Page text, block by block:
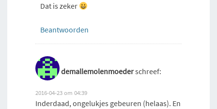
Dat is zeker
Beantwoorden
demallemolenmoederschreef:
2016-04-23 om 04:39
Inderdaad, ongelukjes gebeuren (helaas). En